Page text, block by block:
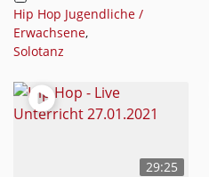
Hip Hop Jugendliche /
Erwachsene,
Solotanz
29:25